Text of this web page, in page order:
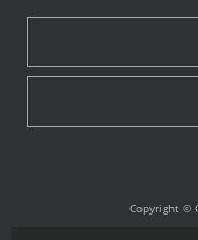
Copyright ©